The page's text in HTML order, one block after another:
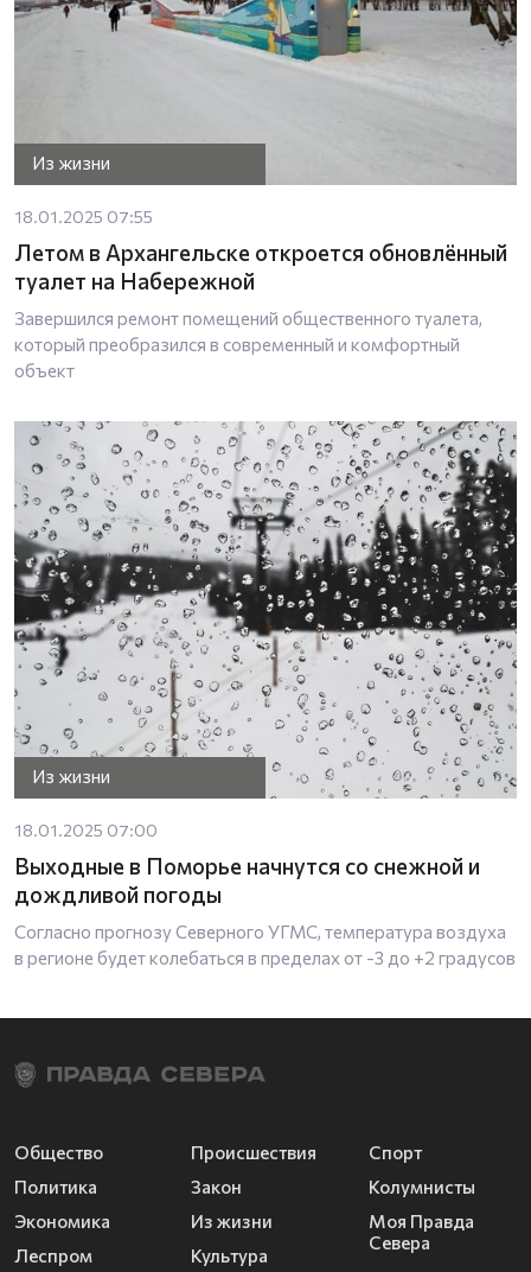
Из жизни
18.01.2025 07:55
Летом в Архангельске откроется обновлённый
туалет на Набережной
Завершился ремонт помещений общественного туалета,
который преобразился в современный и комфортный
объект
Из жизни
18.01.2025 07:00
Выходные в Поморье начнутся со снежной и
дождливой погоды
Согласно прогнозу Северного УГМС, температура воздуха
в регионе будет колебаться в пределах от -3 до +2 градусов
Общество
Политика
Экономика
Леспром
Происшествия
Закон
Из жизни
Культура
Спорт
Колумнисты
Моя Правда
Севера